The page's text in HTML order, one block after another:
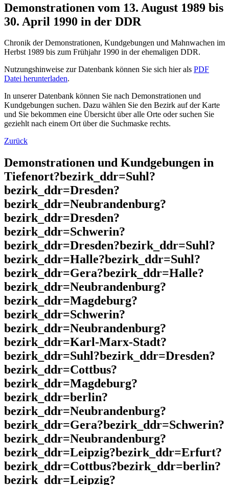
Demonstrationen vom 13. August 1989 bis
30. April 1990 in der DDR
Chronik der Demonstrationen, Kundgebungen und Mahnwachen im
Herbst 1989 bis zum Frühjahr 1990 in der ehemaligen DDR.
Nutzungshinweise zur Datenbank können Sie sich hier als PDF
Datei herunterladen.
In unserer Datenbank können Sie nach Demonstrationen und
Kundgebungen suchen. Dazu wählen Sie den Bezirk auf der Karte
und Sie bekommen eine Übersicht über alle Orte oder suchen Sie
geziehlt nach einem Ort über die Suchmaske rechts.
Zurück
Demonstrationen und Kundgebungen in
Tiefenort?bezirk_ddr=Suhl?
bezirk_ddr=Dresden?
bezirk_ddr=Neubrandenburg?
bezirk_ddr=Dresden?
bezirk_ddr=Schwerin?
bezirk_ddr=Dresden?bezirk_ddr=Suhl?
bezirk_ddr=Halle?bezirk_ddr=Suhl?
bezirk_ddr=Gera?bezirk_ddr=Halle?
bezirk_ddr=Neubrandenburg?
bezirk_ddr=Magdeburg?
bezirk_ddr=Schwerin?
bezirk_ddr=Neubrandenburg?
bezirk_ddr=Karl-Marx-Stadt?
bezirk_ddr=Suhl?bezirk_ddr=Dresden?
bezirk_ddr=Cottbus?
bezirk_ddr=Magdeburg?
bezirk_ddr=berlin?
bezirk_ddr=Neubrandenburg?
bezirk_ddr=Gera?bezirk_ddr=Schwerin?
bezirk_ddr=Neubrandenburg?
bezirk_ddr=Leipzig?bezirk_ddr=Erfurt?
bezirk_ddr=Cottbus?bezirk_ddr=berlin?
bezirk_ddr=Leipzig?